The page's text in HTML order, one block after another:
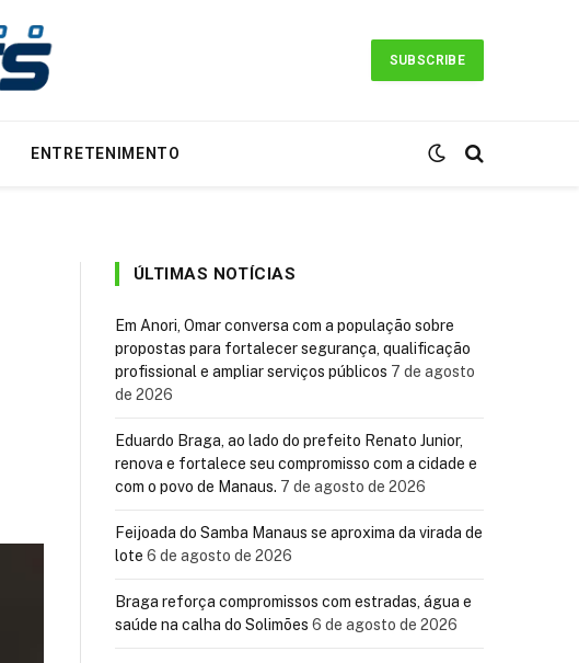
SUBSCRIBE
ENTRETENIMENTO
ÚLTIMAS NOTÍCIAS
Em Anori, Omar conversa com a população sobre
propostas para fortalecer segurança, qualificação
profissional e ampliar serviços públicos 7 de agosto
de 2026
Eduardo Braga, ao lado do prefeito Renato Junior,
renova e fortalece seu compromisso com a cidade e
com o povo de Manaus. 7 de agosto de 2026
Feijoada do Samba Manaus se aproxima da virada de
lote 6 de agosto de 2026
Braga reforça compromissos com estradas, água e
saúde na calha do Solimões 6 de agosto de 2026